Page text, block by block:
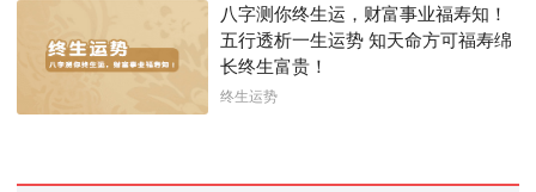
八字测你终生运，财富事业福寿知！
五行透析一生运势 知天命方可福寿绵
长终生富贵！
终生运势